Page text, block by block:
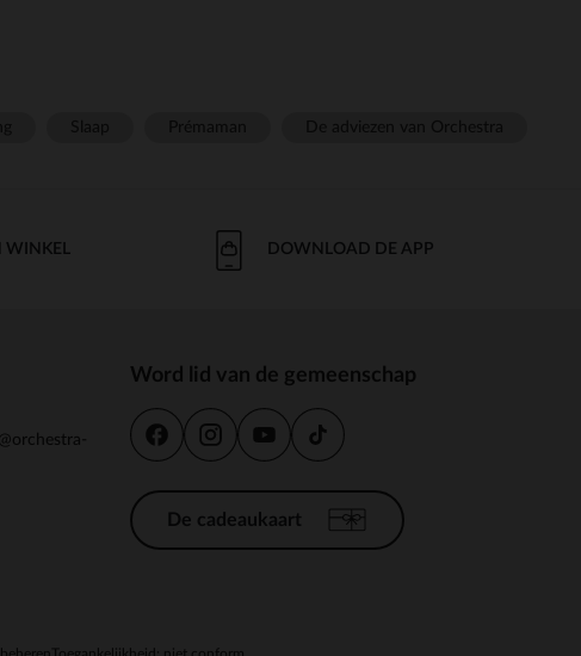
WINKEL DOWNLOAD DE APP
Word lid van de gemeenschap
De cadeaukaart